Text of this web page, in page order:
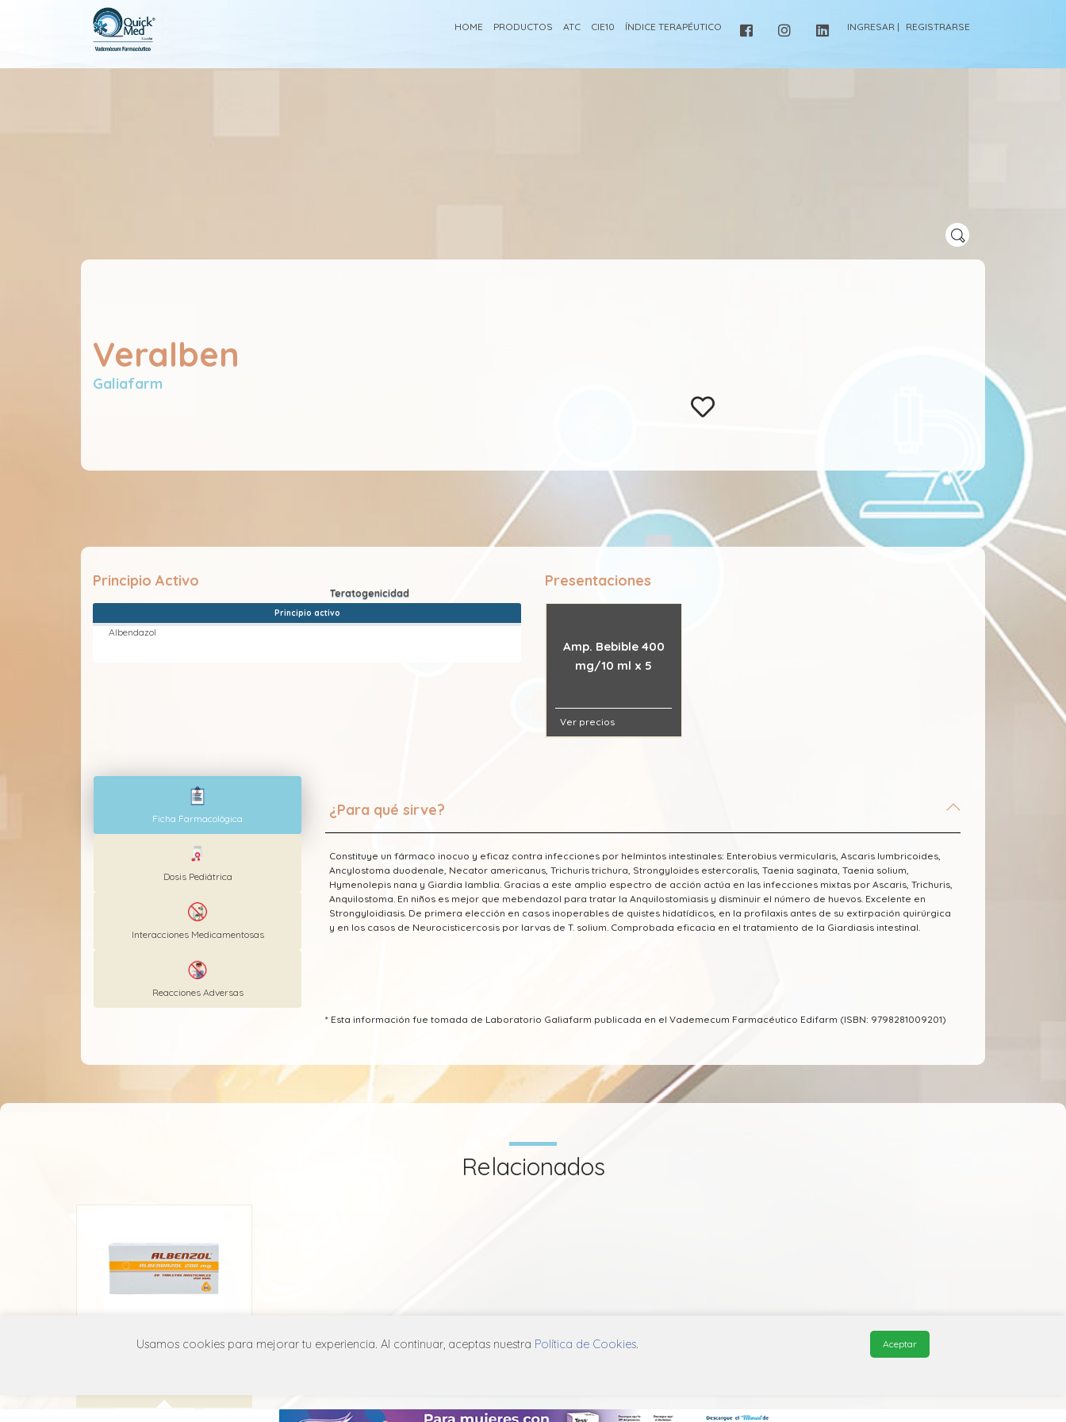
HOME PRODUCTOS ATC CIE10 ÍNDICE TERAPÉUTICO INGRESAR | REGISTRARSE
Veralben
Galiafarm
Principio Activo
Principio activo
Albendazol
Presentaciones
Amp. Bebible 400
mg/10 ml x 5
Ver precios
Ficha Farmacológica
Dosis Pediátrica
Interacciones Medicamentosas
Reacciones Adversas
¿Para qué sirve?
Constituye un fármaco inocuo y eficaz contra infecciones por helmintos intestinales: Enterobius vermicularis, Ascaris lumbricoides,
Ancylostoma duodenale, Necator americanus, Trichuris trichura, Strongyloides estercoralis, Taenia saginata, Taenia solium,
Hymenolepis nana y Giardia lamblia. Gracias a este amplio espectro de acción actúa en las infecciones mixtas por Ascaris, Trichuris,
Anquilostoma. En niños es mejor que mebendazol para tratar la Anquilostomiasis y disminuir el número de huevos. Excelente en
Strongyloidiasis. De primera elección en casos inoperables de quistes hidatídicos, en la profilaxis antes de su extirpación quirúrgica
y en los casos de Neurocisticercosis por larvas de T. solium. Comprobada eficacia en el tratamiento de la Giardiasis intestinal.
* Esta información fue tomada de Laboratorio Galiafarm publicada en el Vademecum Farmacéutico Edifarm (ISBN: 9798281009201)
Relacionados
Albenzol
Usamos cookies para mejorar tu experiencia. Al continuar, aceptas nuestra Política de Cookies. Aceptar